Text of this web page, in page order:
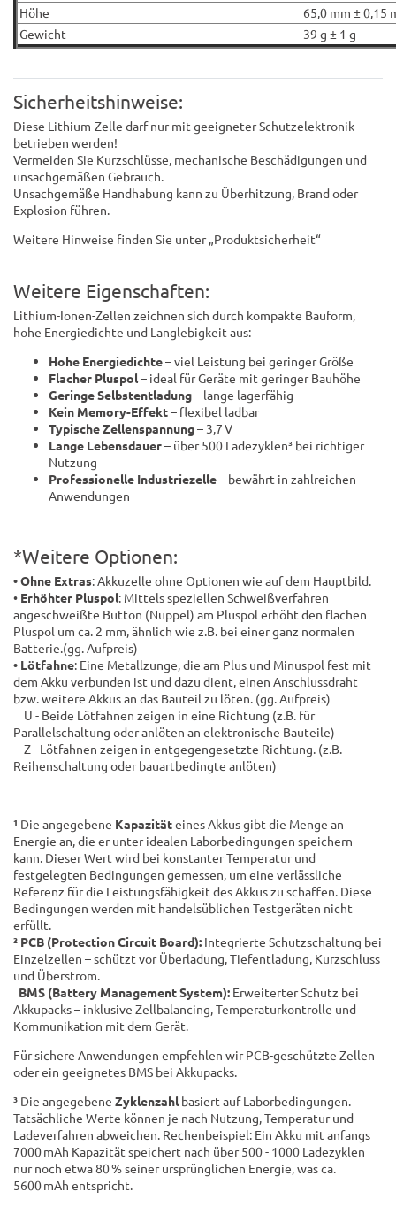
Höhe
65,0 mm ± 0,15
Gewicht
39 g ± 1 g
Sicherheitshinweise:
Diese Lithium-Zelle darf nur mit geeigneter Schutzelektronik
betrieben werden!
Vermeiden Sie Kurzschlüsse, mechanische Beschädigungen und
unsachgemäßen Gebrauch.
Unsachgemäße Handhabung kann zu Überhitzung, Brand oder
Explosion führen.
Weitere Hinweise finden Sie unter „Produktsicherheit“
Weitere Eigenschaften:
Lithium-Ionen-Zellen zeichnen sich durch kompakte Bauform,
hohe Energiedichte und Langlebigkeit aus:
Hohe Energiedichte– viel Leistung bei geringer Größe
Flacher Pluspol– ideal für Geräte mit geringer Bauhöhe
Geringe Selbstentladung– lange lagerfähig
Kein Memory-Effekt– flexibel ladbar
Typische Zellenspannung– 3,7 V
Lange Lebensdauer– über 500 Ladezyklen³ bei richtiger
Nutzung
Professionelle Industriezelle– bewährt in zahlreichen
Anwendungen
*Weitere Optionen:
• Ohne Extras: Akkuzelle ohne Optionen wie auf dem Hauptbild.
• Erhöhter Pluspol: Mittels speziellen Schweißverfahren
angeschweißte Button (Nuppel) am Pluspol erhöht den flachen
Pluspol um ca. 2 mm, ähnlich wie z.B. bei einer ganz normalen
Batterie.(gg. Aufpreis)
• Lötfahne: Eine Metallzunge, die am Plus und Minuspol fest mit
dem Akku verbunden ist und dazu dient, einen Anschlussdraht
bzw. weitere Akkus an das Bauteil zu löten. (gg. Aufpreis)
U - Beide Lötfahnen zeigen in eine Richtung (z.B. für
Parallelschaltung oder anlöten an elektronische Bauteile)
Z - Lötfahnen zeigen in entgegengesetzte Richtung. (z.B.
Reihenschaltung oder bauartbedingte anlöten)
¹ Die angegebene Kapazitäteines Akkus gibt die Menge an
Energie an, die er unter idealen Laborbedingungen speichern
kann. Dieser Wert wird bei konstanter Temperatur und
festgelegten Bedingungen gemessen, um eine verlässliche
Referenz für die Leistungsfähigkeit des Akkus zu schaffen. Diese
Bedingungen werden mit handelsüblichen Testgeräten nicht
erfüllt.
² PCB (Protection Circuit Board): Integrierte Schutzschaltung bei
Einzelzellen – schützt vor Überladung, Tiefentladung, Kurzschluss
und Überstrom.
BMS (Battery Management System): Erweiterter Schutz bei
Akkupacks – inklusive Zellbalancing, Temperaturkontrolle und
Kommunikation mit dem Gerät.
Für sichere Anwendungen empfehlen wir PCB-geschützte Zellen
oder ein geeignetes BMS bei Akkupacks.
³ Die angegebene Zyklenzahlbasiert auf Laborbedingungen.
Tatsächliche Werte können je nach Nutzung, Temperatur und
Ladeverfahren abweichen. Rechenbeispiel: Ein Akku mit anfangs
7000 mAh Kapazität speichert nach über 500 - 1000 Ladezyklen
nur noch etwa 80 % seiner ursprünglichen Energie, was ca.
5600 mAh entspricht.